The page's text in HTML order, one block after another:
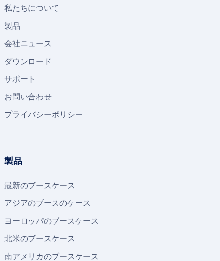
私たちについて
製品
会社ニュース
ダウンロード
サポート
お問い合わせ
プライバシーポリシー
製品
最新のブースケース
アジアのブースのケース
ヨーロッパのブースケース
北米のブースケース
南アメリカのブースケース